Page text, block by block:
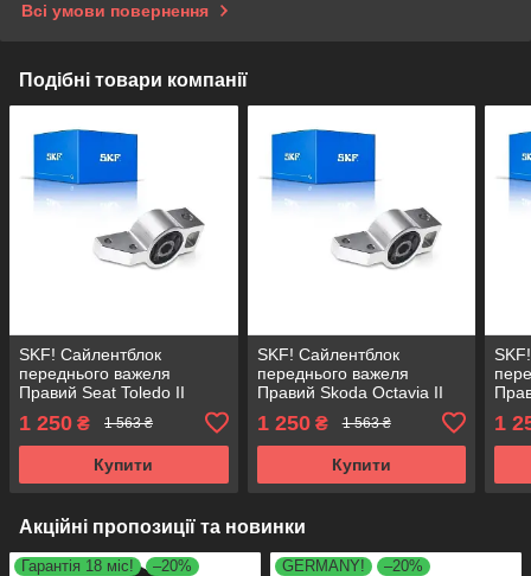
Всі умови повернення
Подібні товари компанії
SKF! Сайлентблок
переднього важеля
Правий Seat Toledo II
(1998-). Німеччина! 34763
, JBU690 , VKDS331005
1 250 ₴ 1 563 ₴
Купити
SKF! Сайлентблок
переднього важеля
Правий Skoda Octavia II
(2004-). Німеччина! 34763
, JBU690 , VKDS331005
1 250₴ 1 563 ₴
Купити
,1
Акційні пропозиції та новинки
Гарантія 18 міс!
–20%
GERMANY! –20%